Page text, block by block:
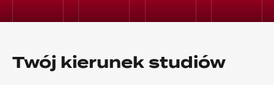
Twój kierunek studiów